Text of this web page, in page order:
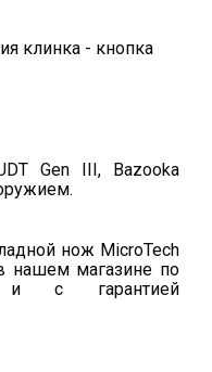
клинка - кнопка
Gen III, Bazooka
нож MicroTech
нашем магазине по
и с гарантией